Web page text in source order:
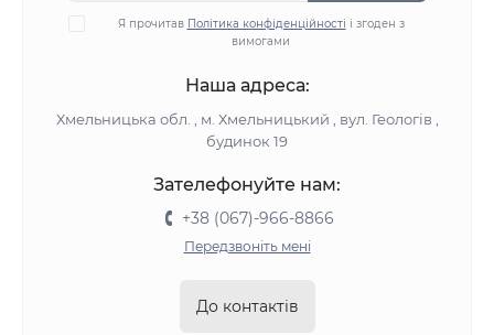
Я прочитав Політика конфіденційності і згоден з
вимогами
Наша адреса:
Хмельницька обл. , м. Хмельницький , вул. Геологів ,
будинок 19
Зателефонуйте нам:
+38 (067)-966-8866
Передзвоніть мені
До контактів